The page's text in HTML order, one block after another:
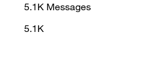
5.1K Messages
5.1K